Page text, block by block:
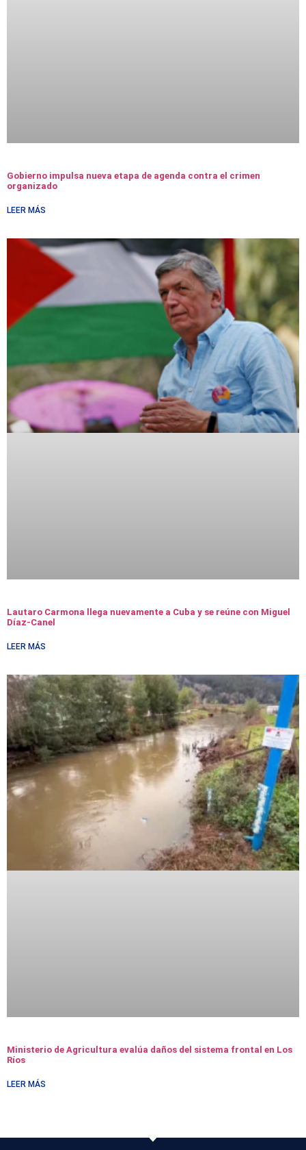
Gobierno impulsa nueva etapa de agenda contra el crimen
organizado
LEER MÁS
Lautaro Carmona llega nuevamente a Cuba y se reúne con Miguel
Díaz-Canel
LEER MÁS
Ministerio de Agricultura evalúa daños del sistema frontal en Los
Ríos
LEER MÁS